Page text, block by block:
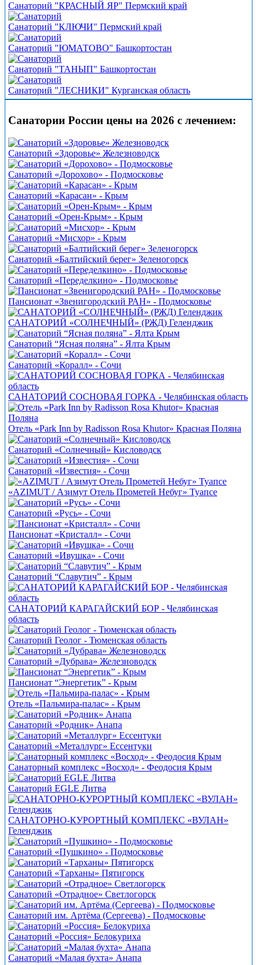
Санаторий "КРАСНЫЙ ЯР" Пермский край
Санаторий "КЛЮЧИ" Пермский край
Санаторий "ЮМАТОВО" Башкортостан
Санаторий "ТАНЫП" Башкортостан
Санаторий "ЛЕСНИКИ" Курганская область
Санатории России цены на 2026 с лечением:
Санаторий «Здоровье» Железноводск
Санаторий «Дорохово» - Подмосковье
Санаторий «Карасан» - Крым
Санаторий «Орен-Крым» - Крым
Санаторий «Мисхор» - Крым
Санаторий «Балтийский берег» Зеленогорск
Санаторий «Переделкино» - Подмосковье
Пансионат «Звенигородский РАН» - Подмосковье
САНАТОРИЙ «СОЛНЕЧНЫЙ» (РЖД) Геленджик
Санаторий “Ясная поляна” - Ялта Крым
Санаторий «Коралл» - Сочи
САНАТОРИЙ СОСНОВАЯ ГОРКА - Челябинская область
Отель «Park Inn by Radisson Rosa Khutor» Красная Поляна
Санаторий «Солнечный» Кисловодск
Санаторий «Известия» - Сочи
«AZIMUT / Азимут Отель Прометей Небуг» Туапсе
Санаторий «Русь» - Сочи
Пансионат «Кристалл» - Сочи
Санаторий «Ивушка» - Сочи
Санаторий “Славутич” - Крым
САНАТОРИЙ КАРАГАЙСКИЙ БОР - Челябинская
область
Санаторий Геолог - Тюменская область
Санаторий «Дубрава» Железноводск
Пансионат “Энергетик” - Крым
Отель «Пальмира-палас» - Крым
Санаторий «Родник» Анапа
Санаторий «Металлург» Ессентуки
Санаторный комплекс «Восход» - Феодосия Крым
Санаторий EGLE Литва
САНАТОРНО-КУРОРТНЫЙ КОМПЛЕКС «ВУЛАН»
Геленджик
Санаторий «Пушкино» - Подмосковье
Санаторий «Тарханы» Пятигорск
Санаторий «Отрадное» Светлогорск
Санаторий им. Артёма (Сергеева) - Подмосковье
Санаторий «Россия» Белокуриха
Санаторий «Малая бухта» Анапа